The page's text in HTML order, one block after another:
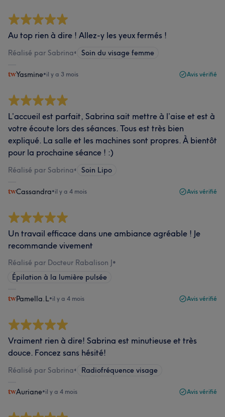
Au top rien à dire ! Allez-y les yeux fermés !
Réalisé par Sabrina• Soin du visage femme
Yasmine•il y a 3 mois Avis vérifié
L’accueil est parfait, Sabrina sait mettre à l’aise et est à
votre écoute lors des séances. Tous est très bien
expliqué. La salle et les machines sont propres. À bientôt
pour la prochaine séance ! :)
Réalisé par Sabrina• Soin Lipo
Cassandra•il y a 4 mois Avis vérifié
Un travail efficace dans une ambiance agréable ! Je
recommande vivement
Réalisé par Docteur Rabalison J•
Épilation à la lumière pulsée
Pamella.L•il y a 4 mois Avis vérifié
Vraiment rien à dire! Sabrina est minutieuse et très
douce. Foncez sans hésité!
Réalisé par Sabrina• Radiofréquence visage
Auriane•il y a 4 mois Avis vérifié